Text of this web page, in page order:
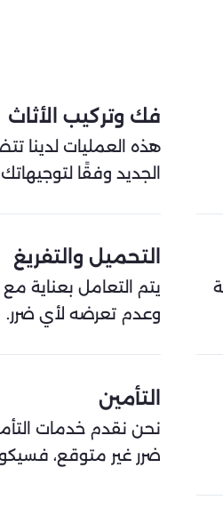
فك وتركيب الأثاث
هذه العمليات لدينا
الجديد وفقًا
التحميل والتفريغ
يتم التعامل بعناية
وعدم تعرضه لأي ضرر.
التأمين
نحن نقدم خدمات
ضرر غير متوقع،